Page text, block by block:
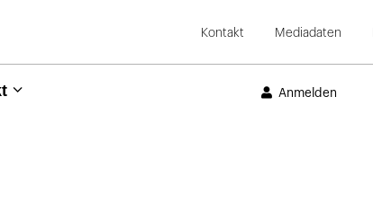
Kontakt Mediadaten
Anmelden